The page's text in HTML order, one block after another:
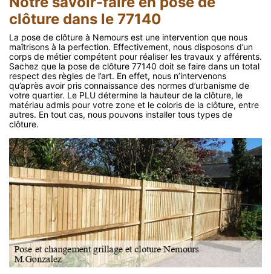
clôture dans le 77140
La pose de clôture à Nemours est une intervention que nous
maîtrisons à la perfection. Effectivement, nous disposons d’un
corps de métier compétent pour réaliser les travaux y afférents.
Sachez que la pose de clôture 77140 doit se faire dans un total
respect des règles de l’art. En effet, nous n’intervenons
qu’après avoir pris connaissance des normes d’urbanisme de
votre quartier. Le PLU détermine la hauteur de la clôture, le
matériau admis pour votre zone et le coloris de la clôture, entre
autres. En tout cas, nous pouvons installer tous types de
clôture.